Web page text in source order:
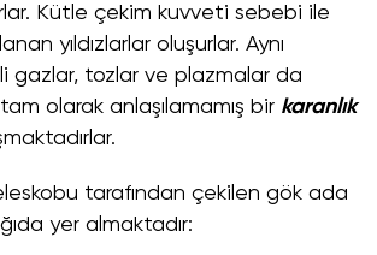
Kütle çekim kuvveti sebebi ile
yıldızlarlar oluşurlar. Aynı
gazlar, tozlar ve plazmalar da
olarak anlaşılamamış bir karanlık
tarafından çekilen gök ada
yer almaktadır: